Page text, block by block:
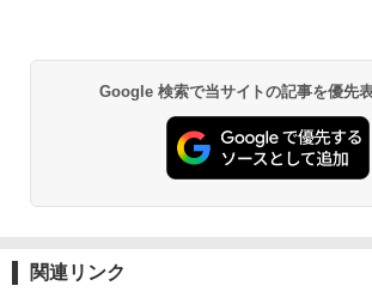
Google 検索で当サイトの記事を優先
関連リンク